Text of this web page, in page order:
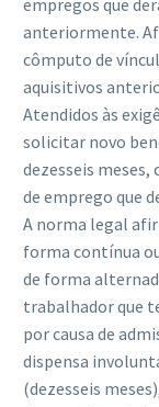
empregos que
anteriormente.
cômputo de
aquisitivos
Atendidos às
solicitar novo
dezesseis meses,
de emprego que
A norma legal
forma contínua
de forma
trabalhador que
por causa de
dispensa
(dezesseis